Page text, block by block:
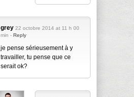
grey 22 octobre 2014 at 11 h 00
min - Reply
je pense sérieusement à y
travailler, tu pense que ce
serait ok?